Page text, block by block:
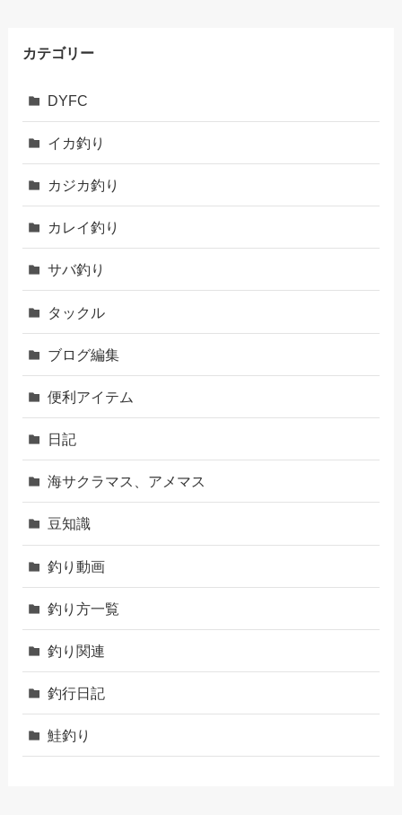
カテゴリー
DYFC
イカ釣り
カジカ釣り
カレイ釣り
サバ釣り
タックル
ブログ編集
便利アイテム
日記
海サクラマス、アメマス
豆知識
釣り動画
釣り方一覧
釣り関連
釣行日記
鮭釣り